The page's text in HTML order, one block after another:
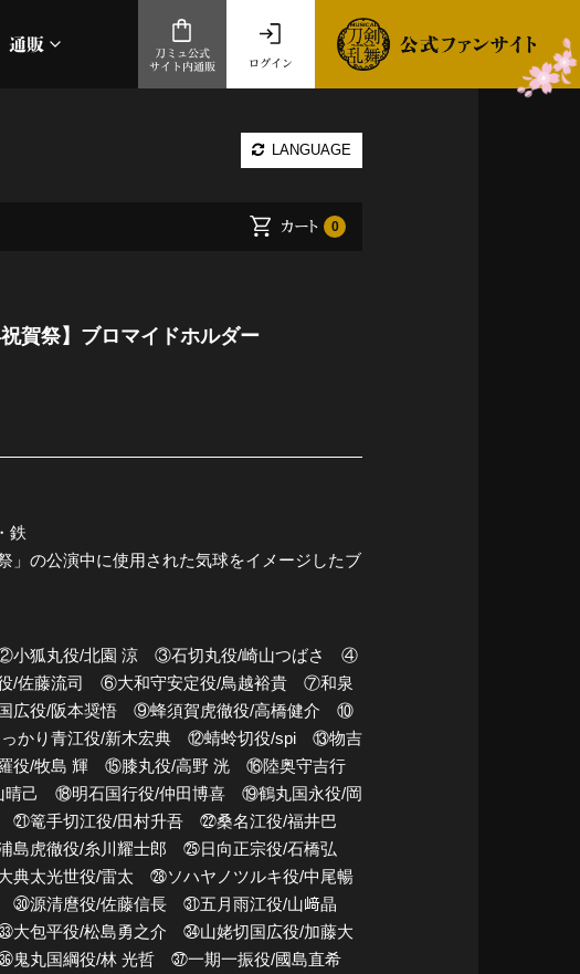
極
ざめ
ィー
通販
ログイン
刀ミュ公式
サイト内通販
LANGUAGE
カート 0
賀祭】ブロマイドホルダー
鉄
」の公演中に使用された気球をイメージしたブ
小狐丸役/北園 涼 ③石切丸役/崎山つばさ ④
/佐藤流司 ⑥大和守安定役/鳥越裕貴 ⑦和泉
広役/阪本奨悟 ⑨蜂須賀虎徹役/高橋健介 ⑩
かり青江役/新木宏典 ⑫蜻蛉切役/spi ⑬物吉
役/牧島 輝 ⑮膝丸役/高野 洸 ⑯陸奥守吉行
晴己 ⑱明石国行役/仲田博喜 ⑲鶴丸国永役/岡
篭手切江役/田村升吾 ㉒桑名江役/福井巴
虎徹役/糸川耀士郎 ㉕日向正宗役/石橋弘
太光世役/雷太 ㉘ソハヤノツルキ役/中尾暢
源清麿役/佐藤信長 ㉛五月雨江役/山﨑晶
包平役/松島勇之介 ㉞山姥切国広役/加藤大
丸国綱役/林 光哲 ㊲一期一振役/國島直希